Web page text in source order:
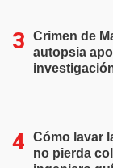
Crimen de
autopsia
Cómo lavar
no pierda